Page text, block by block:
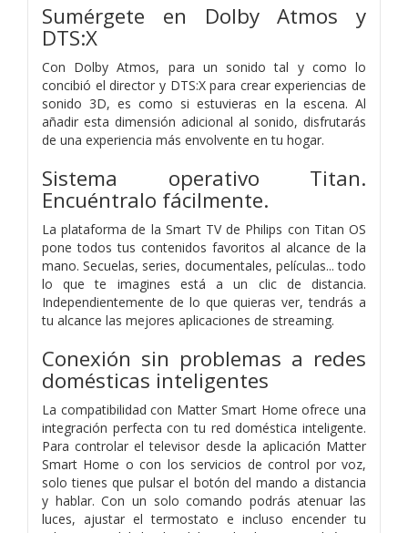
Sumérgete en Dolby Atmos y
DTS:X
Con Dolby Atmos, para un sonido tal y como lo
concibió el director y DTS:X para crear experiencias de
sonido 3D, es como si estuvieras en la escena. Al
añadir esta dimensión adicional al sonido, disfrutarás
de una experiencia más envolvente en tu hogar.
Sistema operativo Titan.
Encuéntralo fácilmente.
La plataforma de la Smart TV de Philips con Titan OS
pone todos tus contenidos favoritos al alcance de la
mano. Secuelas, series, documentales, películas... todo
lo que te imagines está a un clic de distancia.
Independientemente de lo que quieras ver, tendrás a
tu alcance las mejores aplicaciones de streaming.
Conexión sin problemas a redes
domésticas inteligentes
La compatibilidad con Matter Smart Home ofrece una
integración perfecta con tu red doméstica inteligente.
Para controlar el televisor desde la aplicación Matter
Smart Home o con los servicios de control por voz,
solo tienes que pulsar el botón del mando a distancia
y hablar. Con un solo comando podrás atenuar las
luces, ajustar el termostato e incluso encender tu